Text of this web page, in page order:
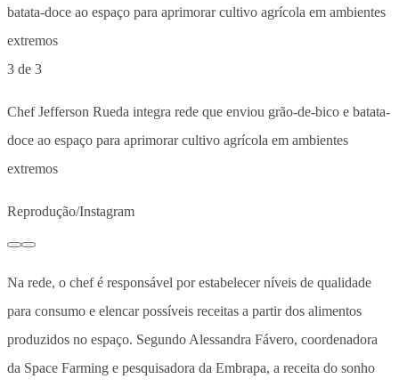
3 de 3
Chef Jefferson Rueda integra rede que enviou grão-de-bico e batata-
doce ao espaço para aprimorar cultivo agrícola em ambientes
extremos
Reprodução/Instagram
Na rede, o chef é responsável por estabelecer níveis de qualidade
para consumo e elencar possíveis receitas a partir dos alimentos
produzidos no espaço. Segundo Alessandra Fávero, coordenadora
da Space Farming e pesquisadora da Embrapa, a receita do sonho